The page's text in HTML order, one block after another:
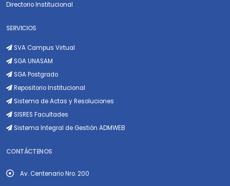
Directorio Institucional
SERVICIOS
SVA Campus Virtual
SGA UNASAM
SGA Postgrado
Repositorio Institucional
Sistema de Actas y Resoluciones
SISRES Facultades
Sistema Integral de Gestión ADMWEB
CONTÁCTENOS
Av. Centenario Nro. 200